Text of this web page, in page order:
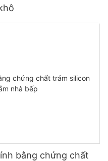
bằng chứng chất